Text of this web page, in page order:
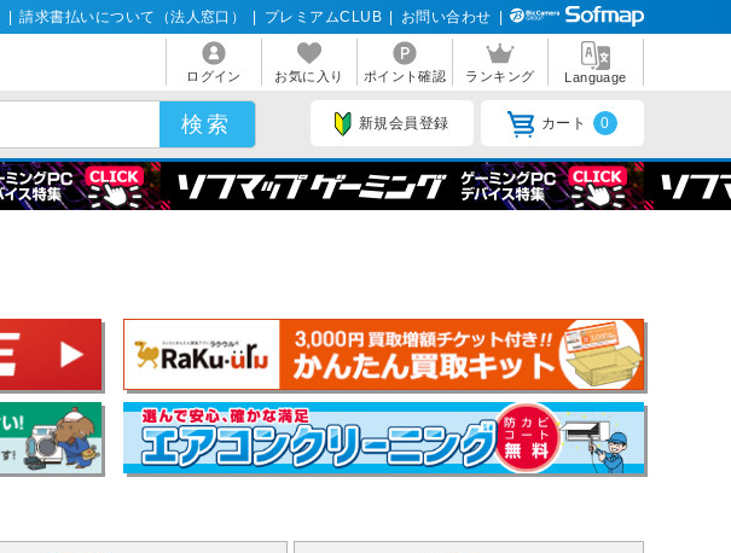
請求書払いについて（法人窓口） プレミアムCLUB お問い合わせ
ログイン お気に入り ポイント確認 ランキング Language
新規会員登録 カート 0